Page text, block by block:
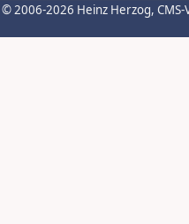
© 2006-2026 Heinz Herzog,